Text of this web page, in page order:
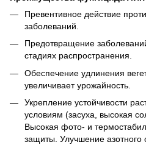
Превентивное действие
заболеваний.
Предотвращение
стадиях распространения.
Обеспечение удлинения
увеличивает урожайность.
Укрепление устойчивости
условиям (засуха, высокая
Высокая фото- и
защиты. Улучшение